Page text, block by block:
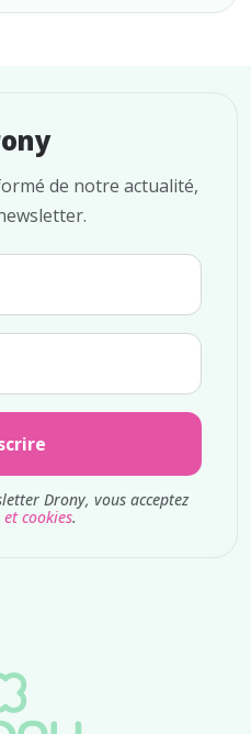
de notre actualité,
Drony, vous acceptez
cookies.